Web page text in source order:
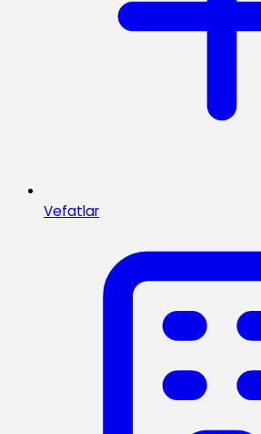
Vefatlar